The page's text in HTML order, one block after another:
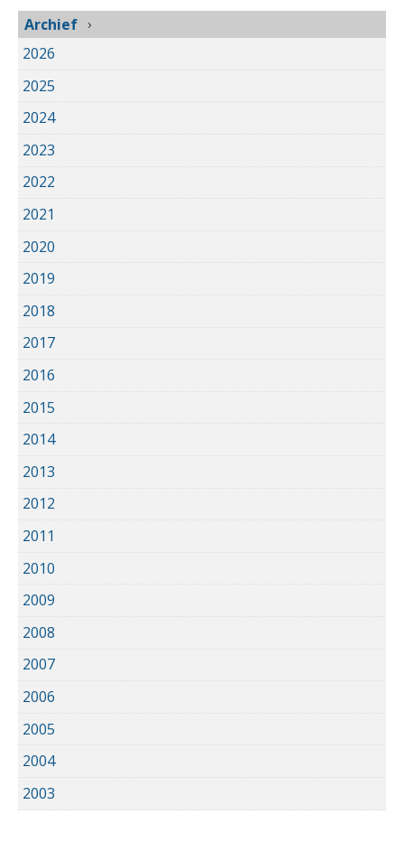
Archief
2026
2025
2024
2023
2022
2021
2020
2019
2018
2017
2016
2015
2014
2013
2012
2011
2010
2009
2008
2007
2006
2005
2004
2003